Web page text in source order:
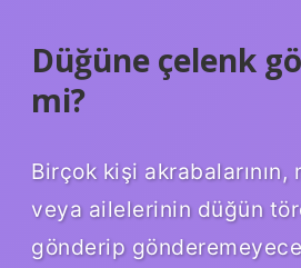
Düğüne çelenk
mi?
Birçok kişi
veya ailelerinin düğün
gönderip